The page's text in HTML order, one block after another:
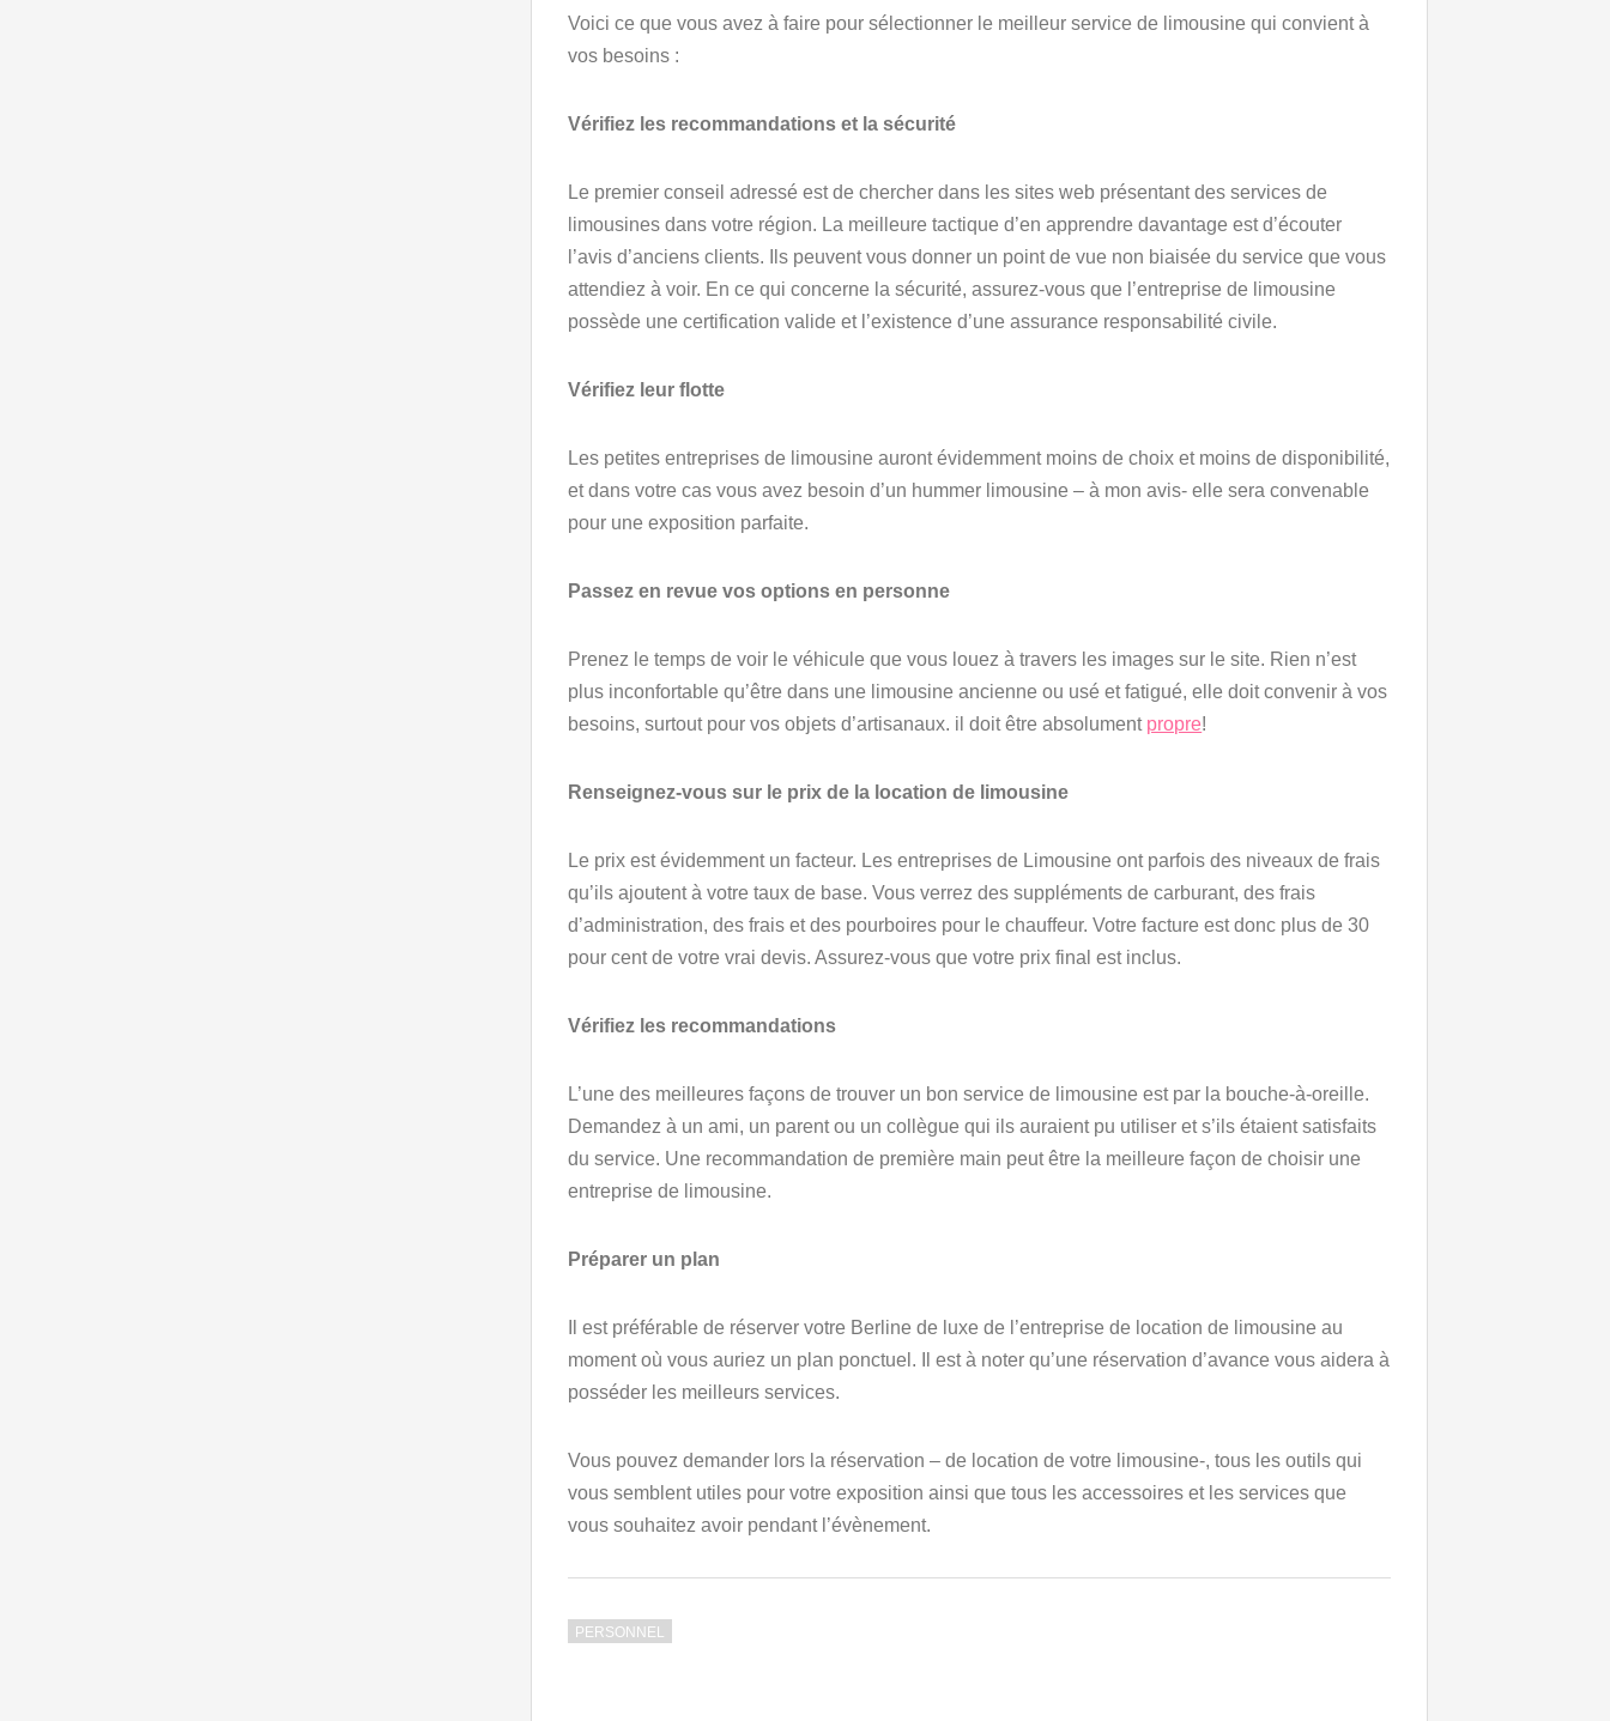
Voici ce que vous avez à faire pour sélectionner le meilleur service de limousine qui convient à
vos besoins :
Vérifiez les recommandations et la sécurité
Le premier conseil adressé est de chercher dans les sites web présentant des services de
limousines dans votre région. La meilleure tactique d’en apprendre davantage est d’écouter
l’avis d’anciens clients. Ils peuvent vous donner un point de vue non biaisée du service que vous
attendiez à voir. En ce qui concerne la sécurité, assurez-vous que l’entreprise de limousine
possède une certification valide et l’existence d’une assurance responsabilité civile.
Vérifiez leur flotte
Les petites entreprises de limousine auront évidemment moins de choix et moins de disponibilité,
et dans votre cas vous avez besoin d’un hummer limousine – à mon avis- elle sera convenable
pour une exposition parfaite.
Passez en revue vos options en personne
Prenez le temps de voir le véhicule que vous louez à travers les images sur le site. Rien n’est
plus inconfortable qu’être dans une limousine ancienne ou usé et fatigué, elle doit convenir à vos
besoins, surtout pour vos objets d’artisanaux. il doit être absolument propre!
Renseignez-vous sur le prix de la location de limousine
Le prix est évidemment un facteur. Les entreprises de Limousine ont parfois des niveaux de frais
qu’ils ajoutent à votre taux de base. Vous verrez des suppléments de carburant, des frais
d’administration, des frais et des pourboires pour le chauffeur. Votre facture est donc plus de 30
pour cent de votre vrai devis. Assurez-vous que votre prix final est inclus.
Vérifiez les recommandations
L’une des meilleures façons de trouver un bon service de limousine est par la bouche-à-oreille.
Demandez à un ami, un parent ou un collègue qui ils auraient pu utiliser et s’ils étaient satisfaits
du service. Une recommandation de première main peut être la meilleure façon de choisir une
entreprise de limousine.
Préparer un plan
Il est préférable de réserver votre Berline de luxe de l’entreprise de location de limousine au
moment où vous auriez un plan ponctuel. Il est à noter qu’une réservation d’avance vous aidera à
posséder les meilleurs services.
Vous pouvez demander lors la réservation – de location de votre limousine-, tous les outils qui
vous semblent utiles pour votre exposition ainsi que tous les accessoires et les services que
vous souhaitez avoir pendant l’évènement.
PERSONNEL